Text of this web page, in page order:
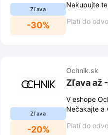
Zľava
-30%
Nakupujte
Platí do
Zľava
-20%
Ochnik.sk
Zľava až
V eshope
Nečakajte a
Platí do